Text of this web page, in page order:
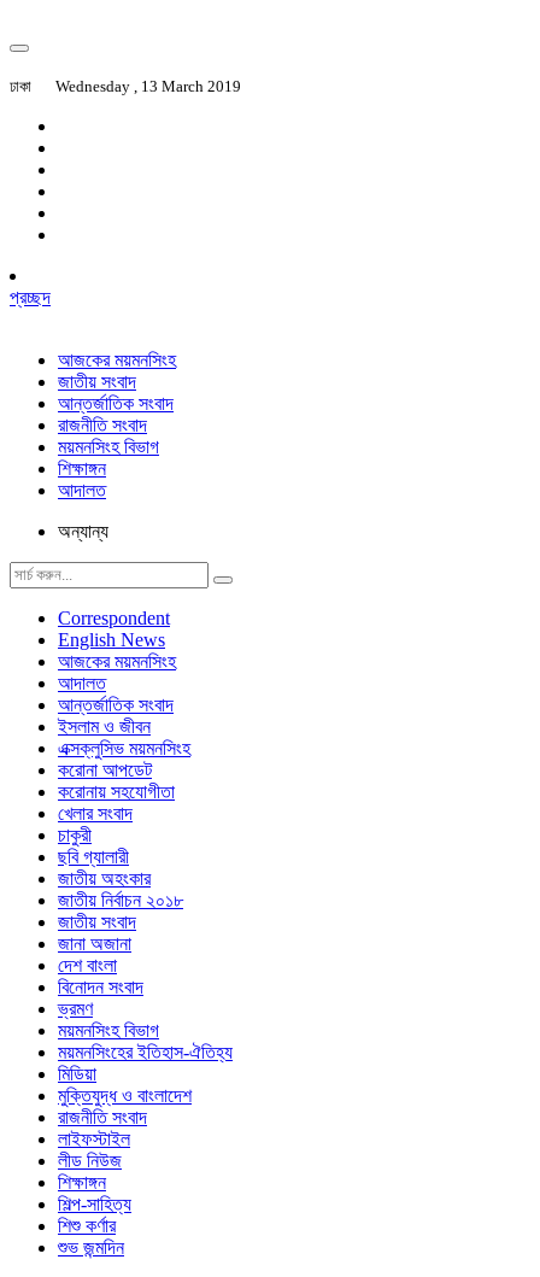
ঢাকা Wednesday , 13 March 2019
প্রচ্ছদ
আজকের ময়মনসিংহ
জাতীয় সংবাদ
আন্তর্জাতিক সংবাদ
রাজনীতি সংবাদ
ময়মনসিংহ বিভাগ
শিক্ষাঙ্গন
আদালত
অন্যান্য
Correspondent
English News
আজকের ময়মনসিংহ
আদালত
আন্তর্জাতিক সংবাদ
ইসলাম ও জীবন
এক্সক্লুসিভ ময়মনসিংহ
করোনা আপডেট
করোনায় সহযোগীতা
খেলার সংবাদ
চাকুরী
ছবি গ্যালারী
জাতীয় অহংকার
জাতীয় নির্বাচন ২০১৮
জাতীয় সংবাদ
জানা অজানা
দেশ বাংলা
বিনোদন সংবাদ
ভ্রমণ
ময়মনসিংহ বিভাগ
ময়মনসিংহের ইতিহাস-ঐতিহ্য
মিডিয়া
মুক্তিযুদ্ধ ও বাংলাদেশ
রাজনীতি সংবাদ
লাইফস্টাইল
লীড নিউজ
শিক্ষাঙ্গন
শিল্প-সাহিত্য
শিশু কর্ণার
শুভ জন্মদিন